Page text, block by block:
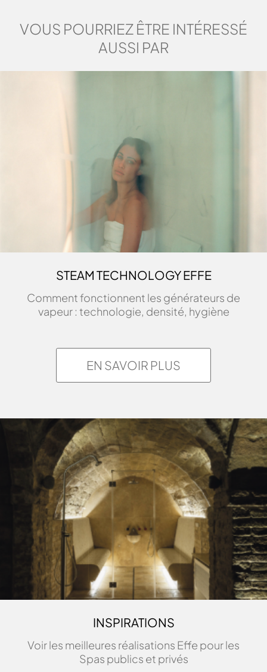
DIMENSIONS
202 x 180 x 214
YOKU S SHELF 80
DIMENSIONS
YOKU S DOOR 105
230 x 200 x 214
DEMANDE D'INFORMATIONS
VOUS POURRIEZ ÊTRE INTÉRESSÉ
AUSSI PAR
STEAM TECHNOLOGY EFFE
Comment fonctionnent les générateurs de
vapeur : technologie, densité, hygiène
EN SAVOIR PLUS
INSPIRATIONS
Voir les meilleures réalisations Effe pour les
Spas publics et privés